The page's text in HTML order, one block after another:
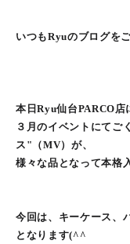
いつもRyuのブログを
本日Ryu仙台PARCO店
３月のイベントにてご
ス"（MV）が、
様々な品となって本格
今回は、キーケース、
となります(^^ゞ